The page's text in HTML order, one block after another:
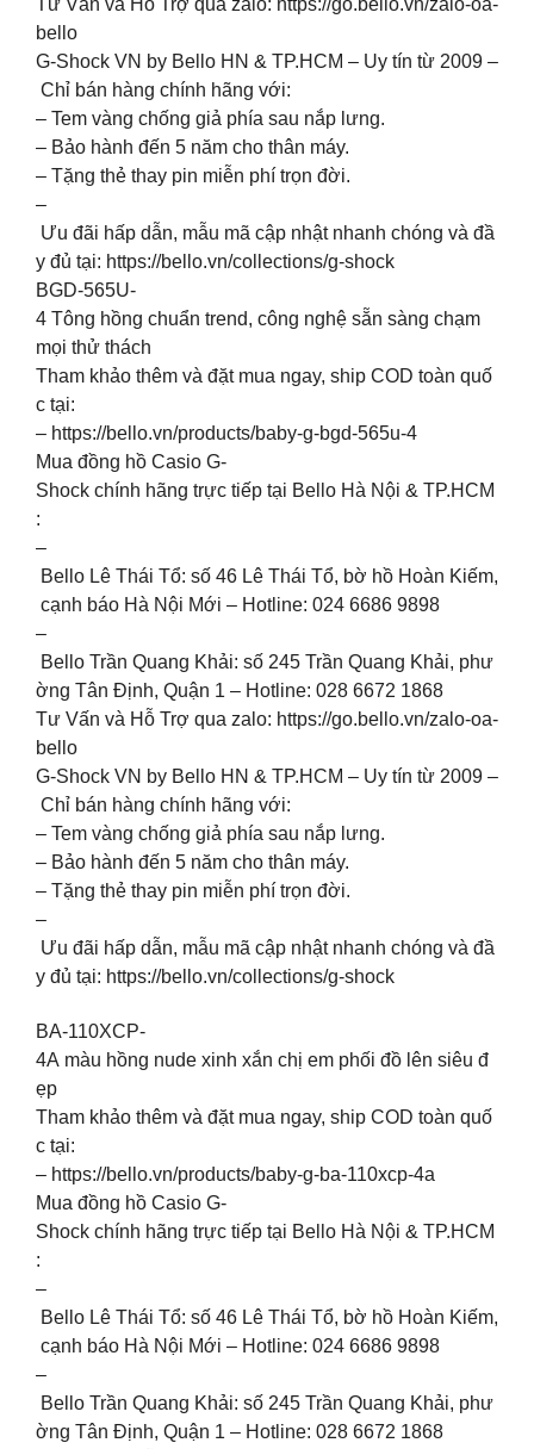
Tư Vấn và Hỗ Trợ qua zalo: https://go.bello.vn/zalo-oa-
bello
G-Shock VN by Bello HN & TP.HCM – Uy tín từ 2009 –
Chỉ bán hàng chính hãng với:
– Tem vàng chống giả phía sau nắp lưng.
– Bảo hành đến 5 năm cho thân máy.
– Tặng thẻ thay pin miễn phí trọn đời.
–
Ưu đãi hấp dẫn, mẫu mã cập nhật nhanh chóng và đầ
y đủ tại: https://bello.vn/collections/g-shock
BGD-565U-
4 Tông hồng chuẩn trend, công nghệ sẵn sàng chạm
mọi thử thách
Tham khảo thêm và đặt mua ngay, ship COD toàn quố
c tại:
– https://bello.vn/products/baby-g-bgd-565u-4
Mua đồng hồ Casio G-
Shock chính hãng trực tiếp tại Bello Hà Nội & TP.HCM
:
–
Bello Lê Thái Tổ: số 46 Lê Thái Tổ, bờ hồ Hoàn Kiếm,
cạnh báo Hà Nội Mới – Hotline: 024 6686 9898
–
Bello Trần Quang Khải: số 245 Trần Quang Khải, phư
ờng Tân Định, Quận 1 – Hotline: 028 6672 1868
Tư Vấn và Hỗ Trợ qua zalo: https://go.bello.vn/zalo-oa-
bello
G-Shock VN by Bello HN & TP.HCM – Uy tín từ 2009 –
Chỉ bán hàng chính hãng với:
– Tem vàng chống giả phía sau nắp lưng.
– Bảo hành đến 5 năm cho thân máy.
– Tặng thẻ thay pin miễn phí trọn đời.
–
Ưu đãi hấp dẫn, mẫu mã cập nhật nhanh chóng và đầ
y đủ tại: https://bello.vn/collections/g-shock
BA-110XCP-
4A màu hồng nude xinh xắn chị em phối đồ lên siêu đ
ẹp
Tham khảo thêm và đặt mua ngay, ship COD toàn quố
c tại:
– https://bello.vn/products/baby-g-ba-110xcp-4a
Mua đồng hồ Casio G-
Shock chính hãng trực tiếp tại Bello Hà Nội & TP.HCM
:
–
Bello Lê Thái Tổ: số 46 Lê Thái Tổ, bờ hồ Hoàn Kiếm,
cạnh báo Hà Nội Mới – Hotline: 024 6686 9898
–
Bello Trần Quang Khải: số 245 Trần Quang Khải, phư
ờng Tân Định, Quận 1 – Hotline: 028 6672 1868